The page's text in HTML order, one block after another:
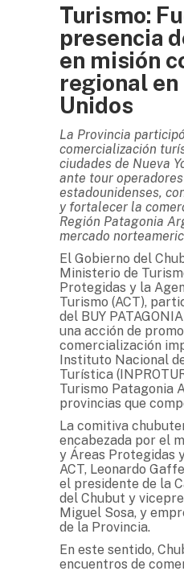
Turismo:
presencia
en misión
regional
Unidos
La Provincia
comercialización
ciudades de Nueva
ante tour
estadounidenses,
y fortalecer la
Región Patagonia
mercado
El Gobierno del
Ministerio de
Protegidas y la
Turismo (ACT),
del BUY
una acción de
comercialización
Instituto Nacional
Turística
Turismo Patagonia
provincias que
La comitiva
encabezada por el
y Áreas Protegidas
ACT, Leonardo
el presidente de la
del Chubut y
Miguel Sosa, y
de la Provincia.
En este sentido,
encuentros de